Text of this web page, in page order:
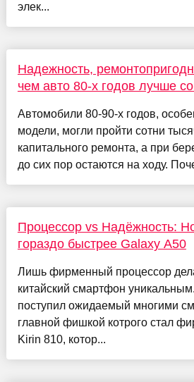
элек...
Надежность,
чем авто 80-х годов лучше
Автомобили 80-90-х годов,
модели, могли пройти сотни
капитального ремонта, а при
до сих пор остаются на ходу.
Процессор vs Надёжность:
гораздо быстрее Galaxy A50
Лишь фирменный процессор
китайский смартфон
поступил ожидаемый многими
главной фишкой котрого стал
Kirin 810, котор...